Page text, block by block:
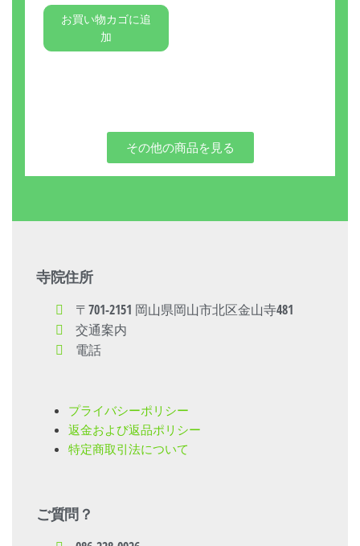
お買い物カゴに追
加
その他の商品を見る
寺院住所
〒701-2151 岡山県岡山市北区金山寺481
交通案内
電話
プライバシーポリシー
返金および返品ポリシー
特定商取引法について
ご質問？